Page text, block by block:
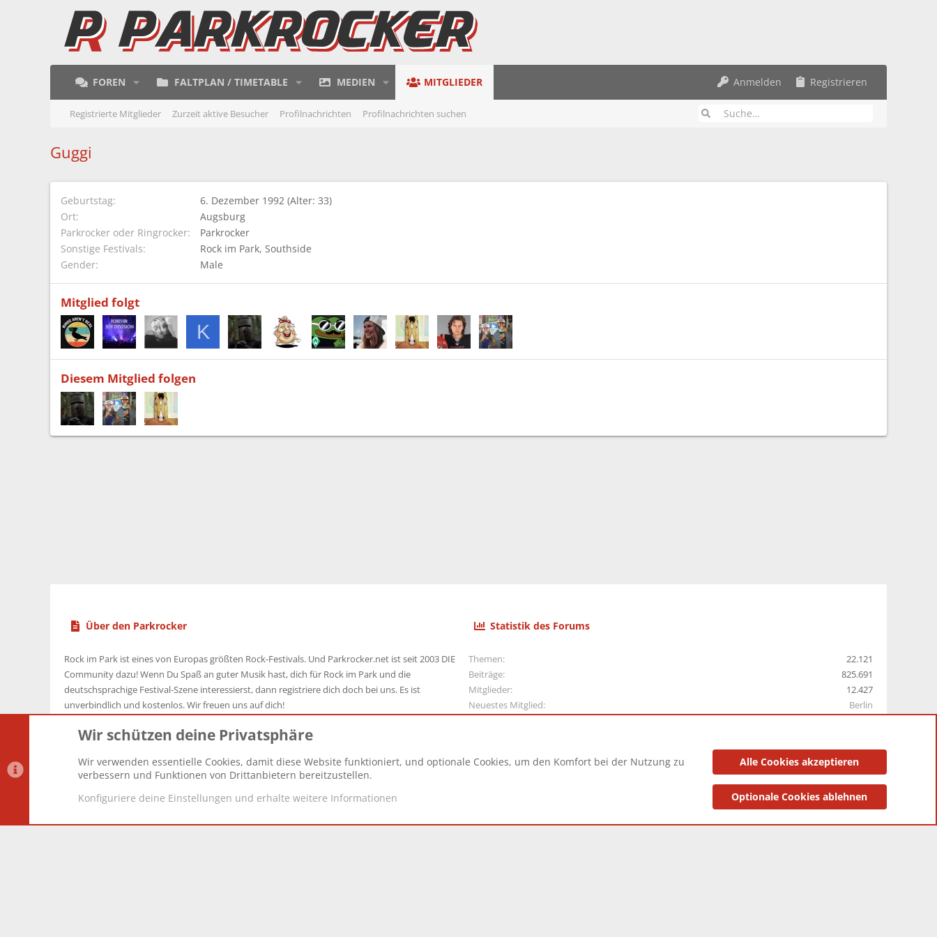
FOREN FALTPLAN / TIMETABLE MEDIEN MITGLIEDER Anmelden Registrieren
Registrierte Mitglieder Zurzeit aktive Besucher Profilnachrichten Profilnachrichten suchen
Guggi
Geburtstag
6. Dezember 1992 (Alter: 33)
Ort
Augsburg
Parkrocker oder Ringrocker
Parkrocker
Sonstige Festivals
Rock im Park Southside
Gender
Male
Mitglied folgt
K
Diesem Mitglied folgen
Über den Parkrocker
Rock im Park ist eines von Europas größten Rock-Festivals. Und Parkrocker.net ist seit 2003 DIE
Community dazu! Wenn Du Spaß an guter Musik hast, dich für Rock im Park und die
deutschsprachige Festival-Szene interessierst, dann registriere dich doch bei uns. Es ist
unverbindlich und kostenlos. Wir freuen uns auf dich!
Statistik des Forums
Themen
22.121
Beiträge
825.691
Mitglieder
12.427
Neuestes Mitglied
Berlin
Datenschutz-Einstellungen PR Light Deutsch [Du] Datenschutzerklärung Impressum
Wir schützen deine Privatsphäre
Wir verwenden essentielle Cookies, damit diese Website funktioniert, und optionale Cookies, um den Komfort bei der Nutzung zu
verbessern und Funktionen von Drittanbietern bereitzustellen.
Konfiguriere deine Einstellungen und erhalte weitere Informationen
Alle Cookies akzeptieren
Optionale Cookies ablehnen